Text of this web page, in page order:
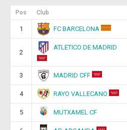
Pos Club
1 FC BARCELONA
2
ATLETICO DE MADRID
3 MADRID CFF
4 RAYO VALLECANO
5 MUTXAMEL CF